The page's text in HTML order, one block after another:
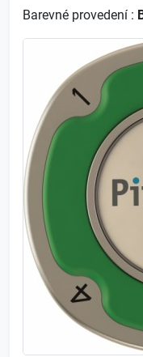
Barevné provedení :